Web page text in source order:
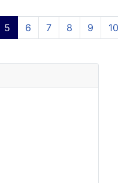
Seite 5 von 129
5 6 7 8 9 10